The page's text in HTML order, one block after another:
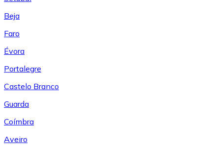
Beja
Faro
Évora
Portalegre
Castelo Branco
Guarda
Coímbra
Aveiro